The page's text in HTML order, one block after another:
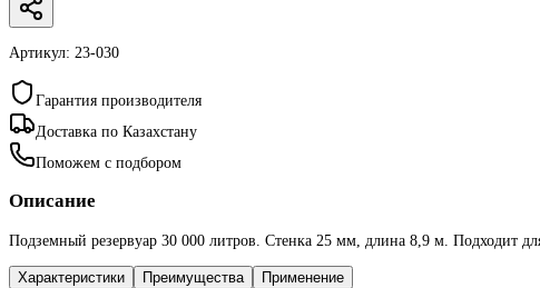
Артикул: 23-030
Гарантия производителя
Доставка по Казахстану
Поможем с подбором
Описание
Подземный резервуар 30 000 литров. Стенка 25 мм, длина 8,9 м. Подходит
Характеристики Преимущества Применение